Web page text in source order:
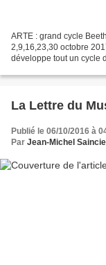
ARTE : grand cycle
2,9,16,23,30 octobre
développe tout un cycle
La Lettre du
Publié le 06/10/2016 à
Par Jean-Michel